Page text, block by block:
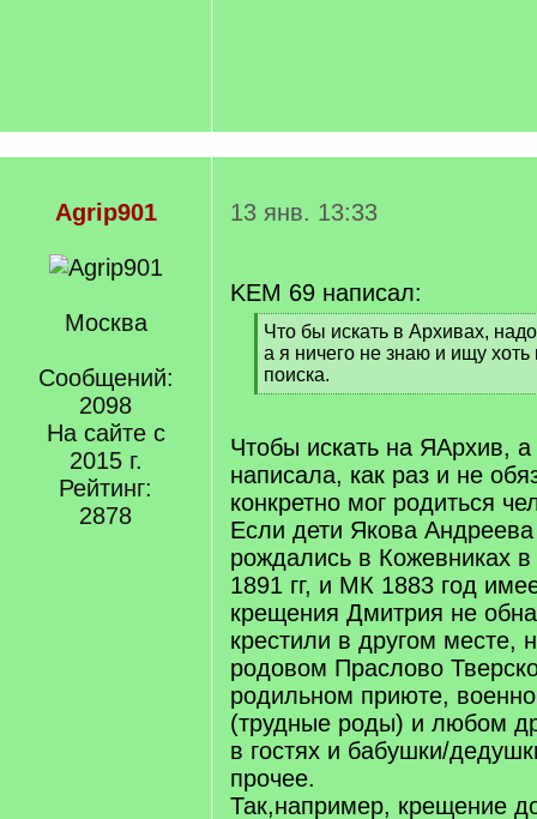
Agrip901
Москва
Сообщений:
2098
На сайте с
2015 г.
Рейтинг:
2878
13 янв. 13:33
KEM 69 написал:
[
q
]
Что бы искать в Архивах,
а я ничего не знаю и ищу хоть
поиска.
[
q
]
Чтобы искать на ЯАрхив,
написала, как раз и не
конкретно мог родиться
Если дети Якова
рождались в Кожевниках
1891 гг, и МК 1883 год
крещения Дмитрия не
крестили в другом месте,
родовом Праслово
родильном приюте,
(трудные роды) и любом
в гостях и бабушки/
прочее.
Так,например, крещение